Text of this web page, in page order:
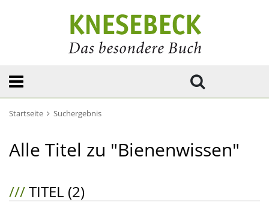
Startseite Suchergebnis
Alle Titel zu "Bienenwissen"
///TITEL (2)